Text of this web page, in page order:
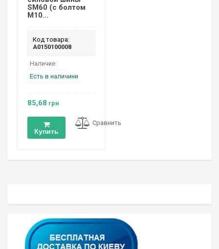
SM60 (с болтом
М10...
Код товара:
A0150100008
Наличие:
Есть в наличини
85,68 грн
Купить
Сравнить